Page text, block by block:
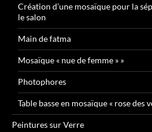
Création d’une mosaïque pour la
le salon
Main de fatma
Mosaïque « nue de femme » »
Photophores
Table basse en mosaïque « rose des
Peintures sur Verre